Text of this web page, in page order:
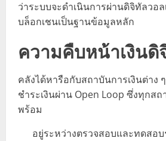
ว่าระบบจะดำเนินการผ่านดิจิทัลวอ
บล็อกเชนเป็นฐานข้อมูลหลัก
ความคืบหน้าเงินดิ
คลังได้หารือกับสถาบันการเงินต่าง
ชำระเงินผ่าน Open Loop ซึ่งทุกส
พร้อม
อยู่ระหว่างตรวจสอบและทดสอ